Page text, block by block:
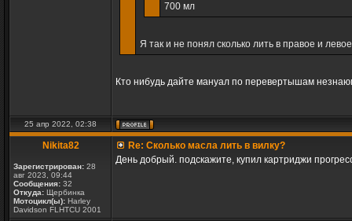
700 мл
Я так и не понял сколько лить в правое и
Кто нибудь дайте мануал по перевертышам
25 апр 2022, 02:38
Nikita82
Зарегистрирован: 28
авг 2023, 09:44
Сообщения: 32
Откуда: Щербинка
Мотоцикл(ы): Harley
Davidson FLHTCU 2001
Re: Сколько масла лить в вилку?
День добрый. подскажите, купил картриджи